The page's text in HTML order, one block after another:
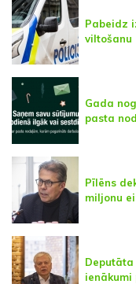
Pabeidz
viltošanu
Gada
pasta
Pīlēns
miljonu
ienākumi